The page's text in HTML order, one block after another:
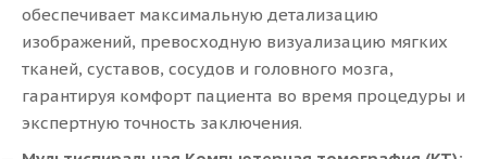
обеспечивает максимальную детализацию
изображений, превосходную визуализацию мягких
тканей, суставов, сосудов и головного мозга,
гарантируя комфорт пациента во время процедуры и
экспертную точность заключения.